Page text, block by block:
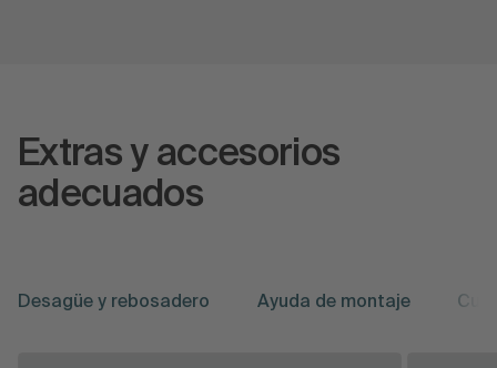
Extras y accesorios
adecuados
Desagüe y rebosadero Ayuda de montaje